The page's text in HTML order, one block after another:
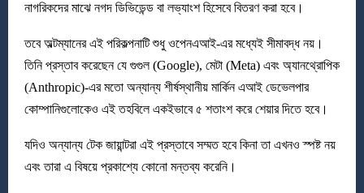
নাগরিকদের মাঝে নগদ ডিভিডেন্ড বা লভ্যাংশ হিসেবে বিতরণ করা হবে।
তবে অল্টম্যানের এই পরিকল্পনাটি শুধু ওপেনএআই-এর মধ্যেই সীমাবদ্ধ নয়।
তিনি প্রস্তাব করেছেন যে গুগুল (Google), মেটা (Meta) এবং অ্যানথ্রোপিক
(Anthropic)-এর মতো অন্যান্য শীর্ষস্থানীয় মার্কিন এআই ডেভেলপার
কোম্পানিগুলোকেও এই তহবিলে একইভাবে ৫ শতাংশ করে শেয়ার দিতে হবে।
যদিও অন্যান্য টেক জায়ান্টরা এই প্রস্তাবে সম্মত হবে কিনা তা এখনও স্পষ্ট নয়
এবং তারা এ বিষয়ে প্রকাশ্যে কোনো মন্তব্য করেনি।